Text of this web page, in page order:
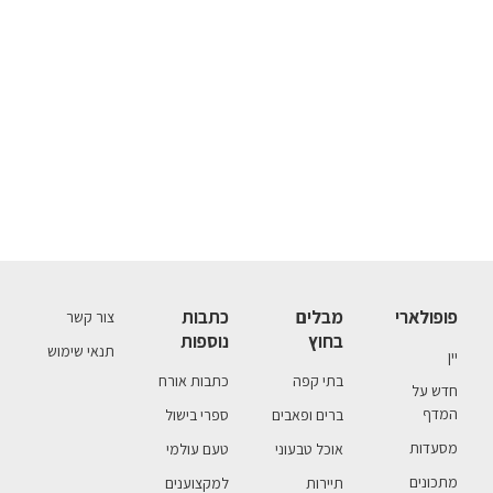
פופולארי
יין
חדש על
המדף
מסעדות
מתכונים
מבלים
בחוץ
בתי קפה
ברים ופאבים
אוכל טבעוני
תיירות
כתבות
נוספות
כתבות אורח
ספרי בישול
טעם עולמי
למקצוענים
צור קשר
תנאי שימוש